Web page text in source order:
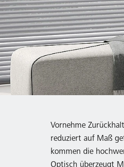
Vornehme
reduziert auf Maß
kommen die
Optisch überzeugt